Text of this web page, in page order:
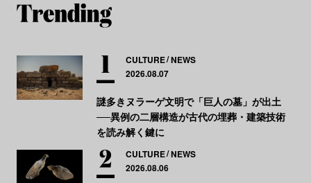
CULTURE NEWS
2026.08.07
謎多きヌラーゲ文明で「巨人の墓」が出土
──異例の二層構造が古代の埋葬・建築技術
を読み解く鍵に
CULTURE NEWS
2026.08.06